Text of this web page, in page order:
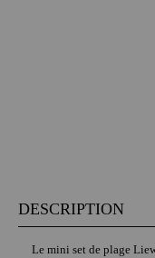
DESCRIPTION
Le mini set de plage